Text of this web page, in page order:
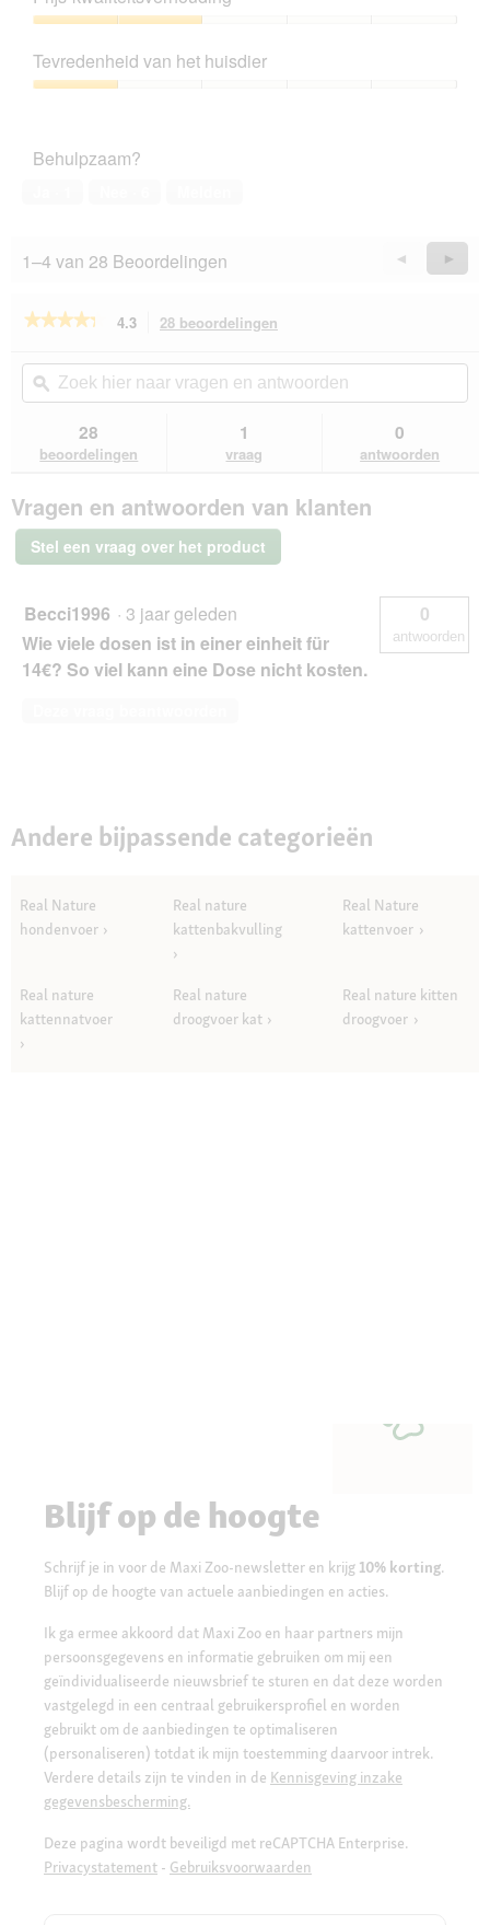
van
5
kwaliteitsverhouding,
2
van
Tevredenheid van het huisdier
huisdier,
Behulpzaam?
1–4 van 28 Beoordelingen
Vorige
Reviews
◄ ►
★★★★★
★★★★★
de
Beoordelingen
van
Adult
Hert
en
g
4.3 28 beoordelingen
actie
navigeert
u
beoordelingen.
Zoek
hier
naar
antwoorden
ϙ
28
beoordelingen
1
vraag
0
antwoorden
Vragen en antwoorden van klanten
Stel een vraag over het product
Becci1996 · 3 jaar geleden
Wie viele dosen ist in einer einheit für
14€? So viel kann eine Dose nicht kosten.
0
antwoorden
Andere bijpassende categorieën
Real Nature
hondenvoer
Real nature
kattenbakvulling
Real Nature
kattenvoer
Real nature
kattennatvoer
Real nature
droogvoer kat
Real nature kitten
droogvoer
Blijf op de hoogte
Schrijf je in voor de Maxi Zoo-newsletter en krijg 10% korting.
Blijf op de hoogte van actuele aanbiedingen en acties.
Ik ga ermee akkoord dat Maxi Zoo en haar partners mijn
persoonsgegevens en informatie gebruiken om mij een
geïndividualiseerde nieuwsbrief te sturen en dat deze worden
vastgelegd in een centraal gebruikersprofiel en worden
gebruikt om de aanbiedingen te optimaliseren
(personaliseren) totdat ik mijn toestemming daarvoor intrek.
Verdere details zijn te vinden in de Kennisgeving inzake
gegevensbescherming.
Deze pagina wordt beveiligd met reCAPTCHA Enterprise.
Privacystatement - Gebruiksvoorwaarden